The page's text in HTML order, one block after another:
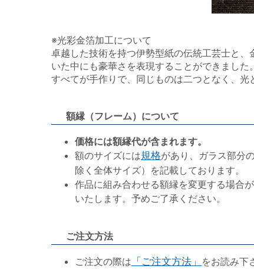
※光彩金箔加工について
卓越した技術を持つ伊勢型紙の伝統工芸士と
いた中にも豪華さを表現することができました。
すべてが手作りで、同じものは二つとなく、光
額縁（フレーム）について
価格には額縁代が含まれます。
額のサイズには規格があり、ガラス部分
除く全体サイズ）を記載しております。
作品に組み合わせる額縁を変更する場合
いたします。予めご了承ください。
ご注文方法
ご注文の際は 「ご注文方法」 をお読み下